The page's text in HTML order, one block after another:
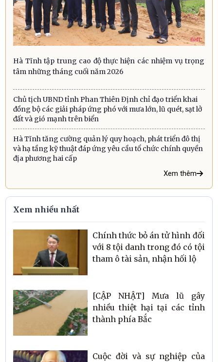
Hà Tĩnh tập trung cao độ thực hiện các nhiệm vụ trọng
tâm những tháng cuối năm 2026
Chủ tịch UBND tỉnh Phan Thiên Định chỉ đạo triển khai
đồng bộ các giải pháp ứng phó với mưa lớn, lũ quét, sạt lở
đất và gió mạnh trên biển
Hà Tĩnh tăng cường quản lý quy hoạch, phát triển đô thị
và hạ tầng kỹ thuật đáp ứng yêu cầu tổ chức chính quyền
địa phương hai cấp
Xem thêm
Xem nhiều nhất
Chính thức bỏ án tử hình đối
với 8 tội danh trong đó có tội
tham ô tài sản, nhận hối lộ
[CẬP NHẬT] Mưa lũ gây
nhiều thiệt hại tại các tỉnh
thành phía Bắc
Cuộc đời và sự nghiệp của